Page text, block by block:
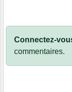
Connectez-
commentaires.